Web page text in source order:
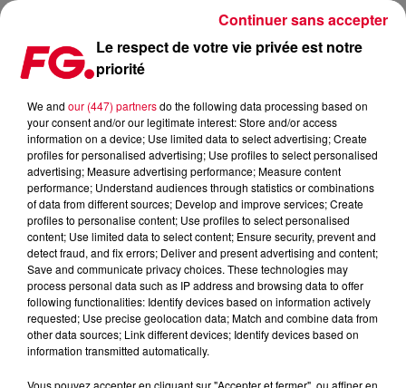
LA FÊTE DE L’OURS S’INVITE AU MUSÉE DE LA CHASSE ET DE LA NATURE
Publié : 21 octobre 2025 à 18h12 par Jean-Baptiste
BLANDIN
Le respect de votre vie privée est notre
priorité
We and our (447) partnersdo the following data processing based on
your consent and/or our legitimate interest: Store and/or access
information on a device; Use limited data to select advertising; Create
profiles for personalised advertising; Use profiles to select personalised
advertising; Measure advertising performance; Measure content
performance; Understand audiences through statistics or combinations
of data from different sources; Develop and improve services; Create
profiles to personalise content; Use profiles to select personalised
content; Use limited data to select content; Ensure security, prevent and
detect fraud, and fix errors; Deliver and present advertising and content;
Save and communicate privacy choices. These technologies may
process personal data such as IP address and browsing data to offer
following functionalities: Identify devices based on information actively
requested; Use precise geolocation data; Match and combine data from
other data sources; Link different devices; Identify devices based on
information transmitted automatically.
Vous pouvez accepter en cliquant sur "Accepter et fermer", ou affiner en
Continuer sans accepter